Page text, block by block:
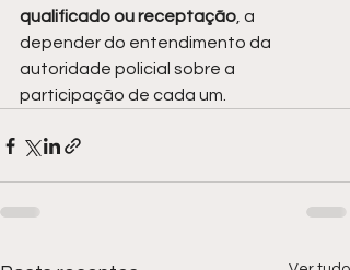
qualificado ou receptação , a
depender do entendimento da
autoridade policial sobre a
participação de cada um.